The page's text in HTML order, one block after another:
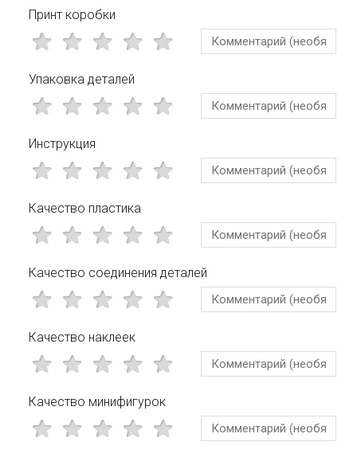
Принт коробки
Упаковка деталей
Инструкция
Качество пластика
Качество соединения деталей
Качество наклеек
Качество минифигурок